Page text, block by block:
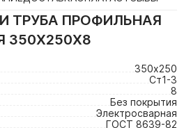
ТРУБА ПРОФИЛЬНАЯ
350Х250Х8
350х250
Ст1-3
8
Без покрытия
Электросварная
ГОСТ 8639-82